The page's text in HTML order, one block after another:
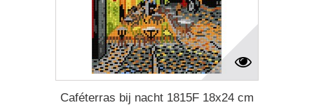
Caféterras bij nacht 1815F 18x24 cm